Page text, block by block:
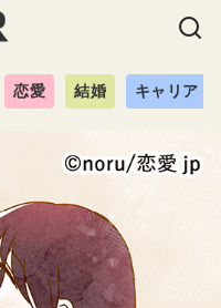
恋愛 結婚 キャリア